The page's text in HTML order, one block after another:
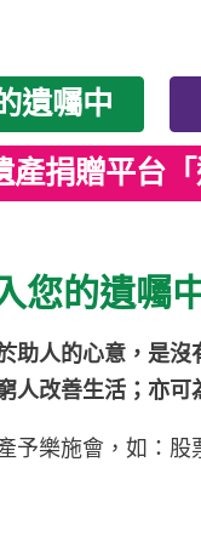
遺囑中
產捐贈平台「
您的遺囑
助人的心意，是
人改善生活；亦
予樂施會，如：